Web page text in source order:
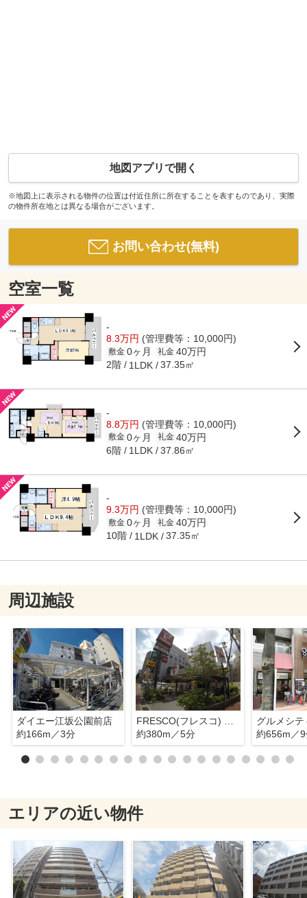
地図アプリで開く
※地図上に表示される物件の位置は付近住所に所在することを表すものであり、実際
の物件所在地とは異なる場合がございます。
お問い合わせ(無料)
空室一覧
-
8.3万円 (管理費等：10,000円)
敷金 0ヶ月 礼金 40万円
2階 1LDK 37.35㎡
-
8.8万円 (管理費等：10,000円)
敷金 0ヶ月 礼金 40万円
6階 1LDK 37.86㎡
-
9.3万円 (管理費等：10,000円)
敷金 0ヶ月 礼金 40万円
10階 1LDK 37.35㎡
周辺施設
ダイエー江坂公園前店
約166m／3分
約380m／5分
グルメシテ
約656m／
エリアの近い物件